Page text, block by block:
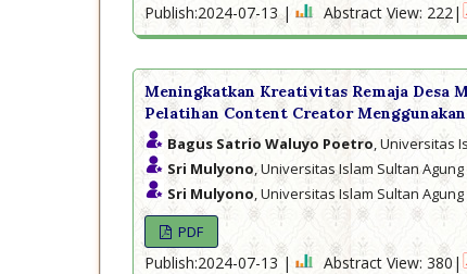
Publish:2024-07-13 | Abstract View: 222|
Meningkatkan Kreativitas Remaja Desa
Pelatihan Content Creator
Bagus Satrio Waluyo Poetro, Universitas
Sri Mulyono, Universitas Islam Sultan Agung
Sri Mulyono, Universitas Islam Sultan Agung
PDF
Publish:2024-07-13 | Abstract View: 380|